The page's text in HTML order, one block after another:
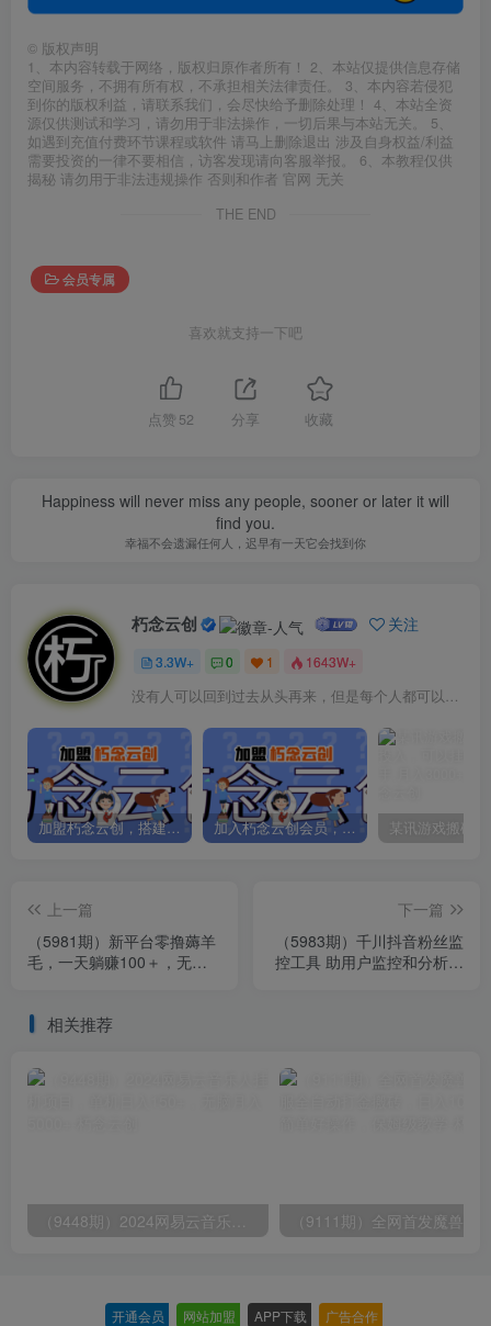
© 版权声明
1、本内容转载于网络，版权归原作者所有！ 2、本站仅提供信息存储
空间服务，不拥有所有权，不承担相关法律责任。 3、本内容若侵犯
到你的版权利益，请联系我们，会尽快给予删除处理！ 4、本站全资
源仅供测试和学习，请勿用于非法操作，一切后果与本站无关。 5、
如遇到充值付费环节课程或软件 请马上删除退出 涉及自身权益/利益
需要投资的一律不要相信，访客发现请向客服举报。 6、本教程仅供
揭秘 请勿用于非法违规操作 否则和作者 官网 无关
THE END
会员专属
喜欢就支持一下吧
点赞 52 分享 收藏
Happiness will never miss any people, sooner or later it will
find you.
幸福不会遗漏任何人，迟早有一天它会找到你
朽念云创 关注
3.3W+ 0 1 1643W+
没有人可以回到过去从头再来，但是每个人都可以从今天开始，创造一个全新的结局
加盟朽念云创，搭建同款项目资源站，实现日入2000+ 加入朽念云创会员，全站资源免费学习。
上一篇
（5981期）新平台零撸薅羊
毛，一天躺赚100＋，无脑
下一篇
（5983期）千川抖音粉丝监
控工具 助用户监控和分析账
相关推荐
开通会员 网站加盟 APP下载 广告合作